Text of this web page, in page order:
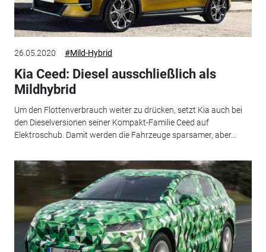
26.05.2020 #Mild-Hybrid
Kia Ceed: Diesel ausschließlich als
Mildhybrid
Um den Flottenverbrauch weiter zu drücken, setzt Kia auch bei
den Dieselversionen seiner Kompakt-Familie Ceed auf
Elektroschub. Damit werden die Fahrzeuge sparsamer, aber...